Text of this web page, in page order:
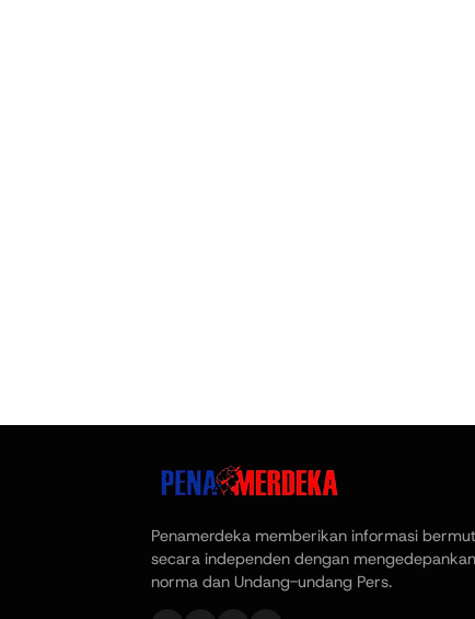
Penamerdeka memberikan informasi
secara independen dengan mengedepankan
norma dan Undang-undang Pers.